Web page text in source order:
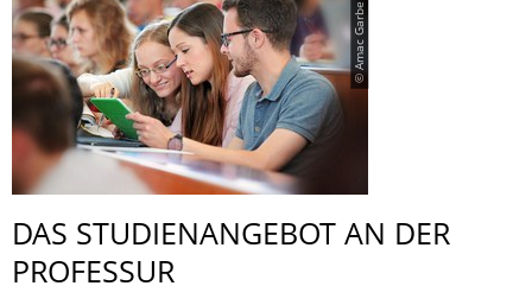
© Amac Garbe
DAS STUDIENANGEBOT AN DER
PROFESSUR